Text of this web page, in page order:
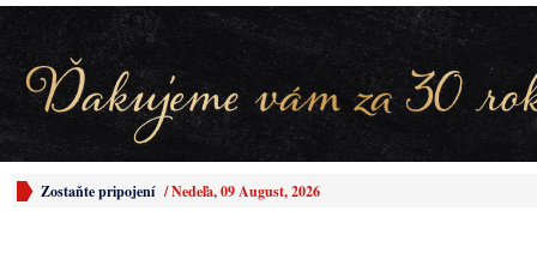
Zostaňte pripojení /Nedeľa, 09 August, 2026